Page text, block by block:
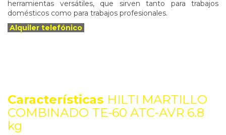
herramientas versátiles, que sirven tanto para trabajos
domésticos como para trabajos profesionales.
Alquiler telefónico
Características HILTI MARTILLO
COMBINADO TE-60 ATC-AVR 6.8
kg